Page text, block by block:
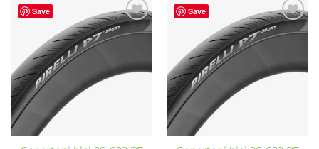
Save
Aggiungi
alla lista
Save
Aggiungi
alla lista